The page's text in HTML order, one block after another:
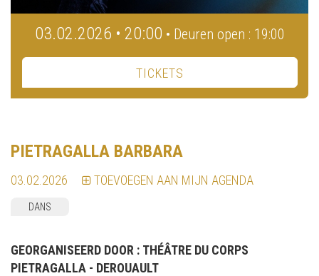
03.02.2026 • 20:00 • Deuren open : 19:00
TICKETS
PIETRAGALLA BARBARA
03.02.2026 TOEVOEGEN AAN MIJN AGENDA
DANS
GEORGANISEERD DOOR : THÉÂTRE DU CORPS
PIETRAGALLA - DEROUAULT